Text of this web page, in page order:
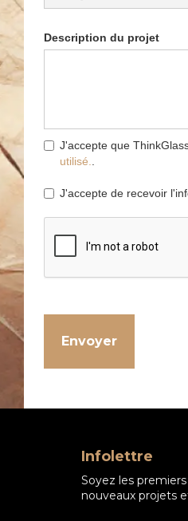
Description du projet
J'accepte que
utilisé.
J'accepte de recevoir
Infolettre
Soyez les
nouveaux projets